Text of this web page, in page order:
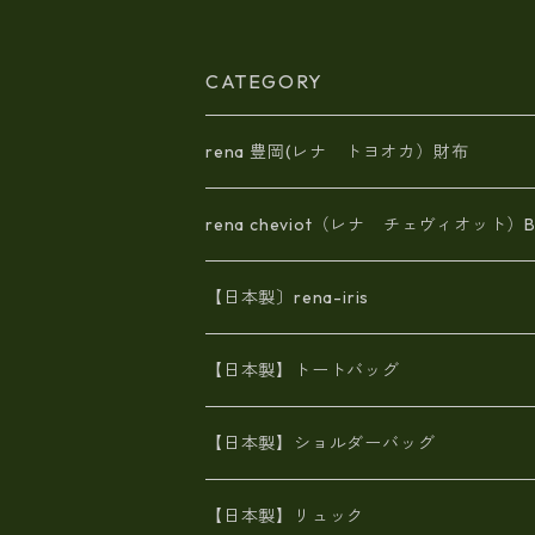
CATEGORY
rena 豊岡(レナ トヨオカ）財布
rena cheviot（レナ チェヴィオット）
【日本製〕rena-iris
エナメル（パテント）レザー
牛革製品トート・ショルダー
牛革製品リュック
【日本製】トートバッグ
火山灰染めバッグ
8号帆布
ヌメ革バッグ
【日本製】ショルダーバッグ
漂流ロープバッグ
【日本製】リュック